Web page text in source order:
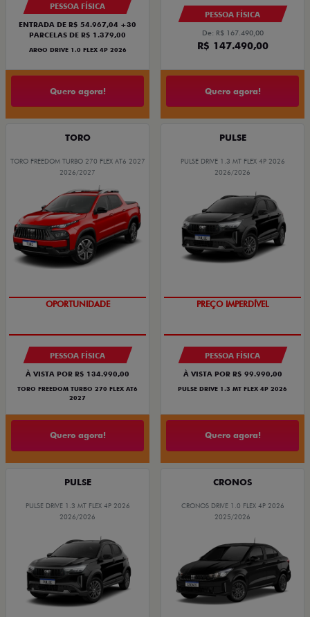
PESSOA FÍSICA
ENTRADA DE R$ 54.967,04 +30
PARCELAS DE R$ 1.379,00
ARGO DRIVE 1.0 FLEX 4P 2026
Quero agora!
PESSOA FÍSICA
De: R$ 167.490,00
R$ 147.490,00
Quero agora!
TORO
TORO FREEDOM TURBO 270 FLEX AT6 2027
2026/2027
SUPERVALORIZAÇÃO DO USADO
PESSOA FÍSICA
À VISTA POR R$ 134.990,00
TORO FREEDOM TURBO 270 FLEX AT6
2027
Quero agora!
PULSE
PULSE DRIVE 1.3 MT FLEX 4P 2026
2026/2026
OPORTUNIDADE
PESSOA FÍSICA
À VISTA POR R$ 99.990,00
PULSE DRIVE 1.3 MT FLEX 4P 2026
Quero agora!
PULSE
PULSE DRIVE 1.3 MT FLEX 4P 2026
2026/2026
CRONOS
CRONOS DRIVE 1.0 FLEX 4P 2026
2025/2026